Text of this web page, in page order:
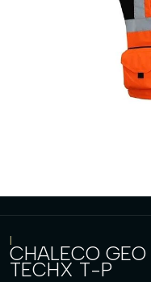
|
CHALECO GEO
TECHX T-P